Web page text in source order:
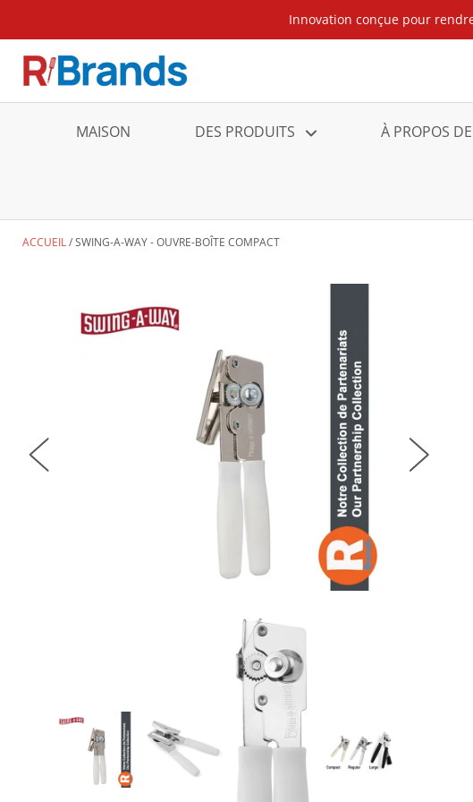
Innovation conçue pour
MAISON DES PRODUITS À PROPOS
ACCUEIL SWING-A-WAY - OUVRE-BOÎTE COMPACT